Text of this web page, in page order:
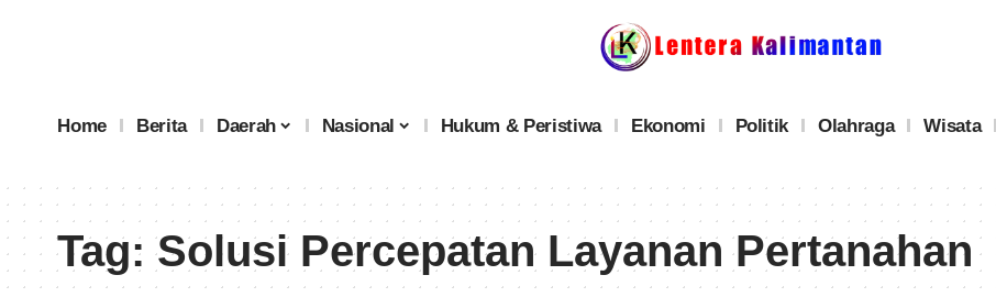
Home Berita Daerah Nasional Hukum & Peristiwa Ekonomi Politik Olahraga Wisata
Tag:Solusi Percepatan Layanan Pertanahan